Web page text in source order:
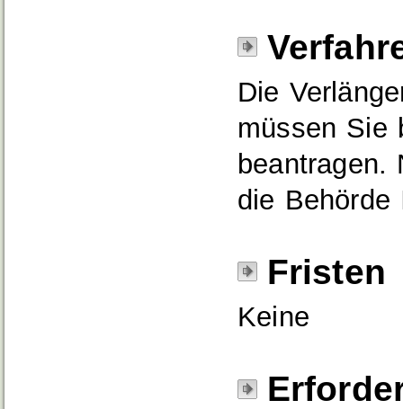
Die
müssen Sie
beantragen.
die Behörde
Fristen
Keine